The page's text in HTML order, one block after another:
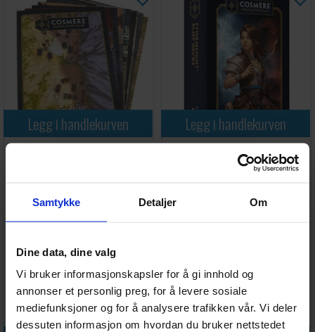
Samtykke Detaljer Om
Dine data, dine valg
Vi bruker informasjonskapsler for å gi innhold og
annonser et personlig preg, for å levere sosiale
mediefunksjoner og for å analysere trafikken vår. Vi deler
dessuten informasjon om hvordan du bruker nettstedet
Legg i handlekurven
Cosmere RPG Stormlight Map
Legg i handlekurven
Cosmere RPG Stormlight Plot
Deck